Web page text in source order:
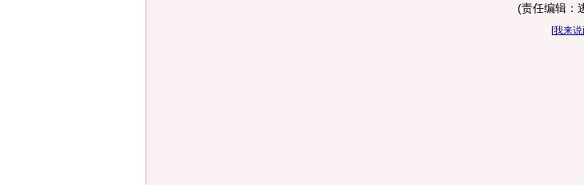
(责任编辑：
[我来说